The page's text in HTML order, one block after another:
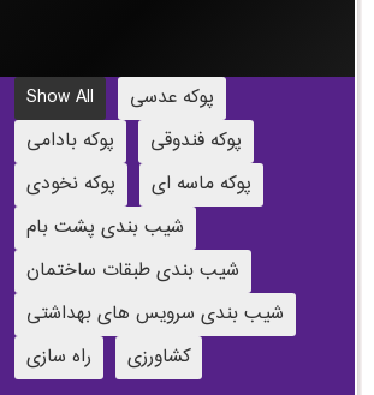
Show All
پوکه عدسی
پوکه بادامی
پوکه فندوقی
پوکه نخودی
پوکه ماسه ای
شیب بندی پشت بام
شیب بندی طبقات ساختمان
شیب بندی سرویس های بهداشتی
راه سازی
کشاورزی